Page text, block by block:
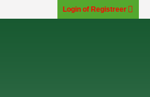
Login of Registreer